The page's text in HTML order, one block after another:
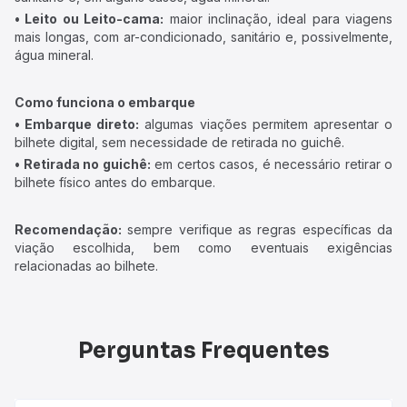
• Leito ou Leito-cama: maior inclinação, ideal para viagens
mais longas, com ar-condicionado, sanitário e, possivelmente,
água mineral.
Como funciona o embarque
• Embarque direto: algumas viações permitem apresentar o
bilhete digital, sem necessidade de retirada no guichê.
• Retirada no guichê: em certos casos, é necessário retirar o
bilhete físico antes do embarque.
Recomendação: sempre verifique as regras específicas da
viação escolhida, bem como eventuais exigências
relacionadas ao bilhete.
Perguntas Frequentes